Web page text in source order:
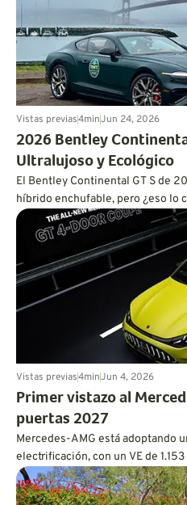
Vistas previas4minJun 24, 2026
2026 Bentley
Ultralujoso y Ecológico
El Bentley Continental GT S de
híbrido enchufable, pero ¿eso lo
un tren motriz eficiente?
Vistas previas4minJun 4, 2026
Primer vistazo al
puertas 2027
Mercedes-AMG está adoptando
electrificación, con un VE de
corazón y el alma de un V8.